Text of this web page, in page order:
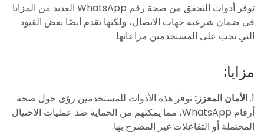
توفر أدوات التحقق من صحة رقم WhatsApp العديد من المزايا
في ضمان شرعية جهات الاتصال، ولكنها تقدم أيضًا بعض القيود
التي يجب على المستخدمين مراعاتها.
مزايا:
1. الأمان المعزز: توفر هذه الأدوات للمستخدمين رؤى حول صحة
أرقام WhatsApp، مما يمكنهم من الحماية ضد عمليات الاحتيال
المحتملة أو التفاعلات غير المصرح بها.